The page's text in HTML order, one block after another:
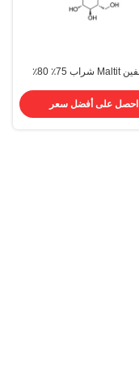
شيمفين Maltit شراب 75٪ 80٪
احصل على أفضل سعر